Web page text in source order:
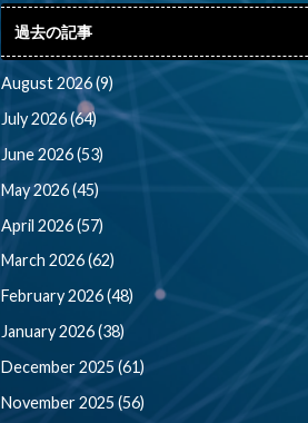
過去の記事
August 2026 (9)
July 2026 (64)
June 2026 (53)
May 2026 (45)
April 2026 (57)
March 2026 (62)
February 2026 (48)
January 2026 (38)
December 2025 (61)
November 2025 (56)